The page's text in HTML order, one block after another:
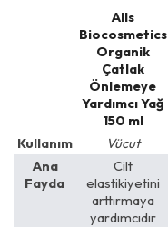
Alls
Biocosmetics
Organik
Çatlak
Önlemeye
Yardımcı Yağ
150 ml
Kullanım
Vücut
Ana
Fayda
Cilt
elastikiyetini
arttırmaya
yardımcıdır